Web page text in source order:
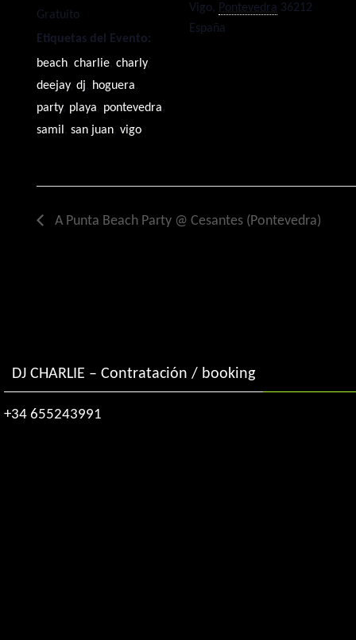
Gratuito
Etiquetas del Evento:
beach, charlie, charly,
deejay, dj, hoguera,
party, playa, pontevedra,
samil , san juan, vigo
Vigo, Pontevedra 36212
España
A Punta Beach Party @ Cesantes (Pontevedra)
DJ CHARLIE – Contratación / booking
+34 655243991